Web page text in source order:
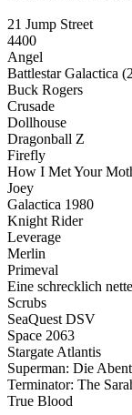
21 Jump Street
4400
Angel
Battlestar Galactica
Buck Rogers
Crusade
Dollhouse
Dragonball Z
Firefly
How I Met Your
Joey
Galactica 1980
Knight Rider
Leverage
Merlin
Primeval
Eine schrecklich
Scrubs
SeaQuest DSV
Space 2063
Stargate Atlantis
Superman: Die
Terminator: The
True Blood